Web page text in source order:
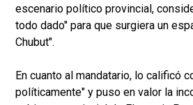
escenario político provincial,
todo dado" para que surgiera un
Chubut".
En cuanto al mandatario, lo calificó
políticamente" y puso en valor la